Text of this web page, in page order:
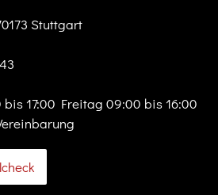
Stuttgart
17:00 Freitag 09:00 bis 16:00